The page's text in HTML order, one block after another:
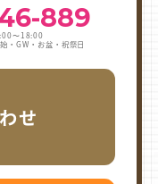
889
〜18:00
・GW・お盆・祝祭日
せ